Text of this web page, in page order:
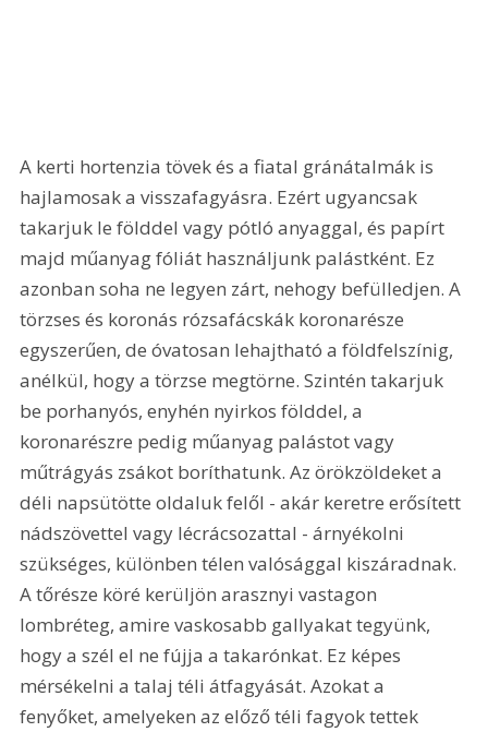
A kerti hortenzia tövek és a fiatal gránátalmák is
hajlamosak a visszafagyásra. Ezért ugyancsak
takarjuk le földdel vagy pótló anyaggal, és papírt
majd műanyag fóliát használjunk palástként. Ez
azonban soha ne legyen zárt, nehogy befülledjen. A
törzses és koronás rózsafácskák koronarésze
egyszerűen, de óvatosan lehajtható a földfelszínig,
anélkül, hogy a törzse megtörne. Szintén takarjuk
be porhanyós, enyhén nyirkos földdel, a
koronarészre pedig műanyag palástot vagy
műtrágyás zsákot boríthatunk. Az örökzöldeket a
déli napsütötte oldaluk felől - akár keretre erősített
nádszövettel vagy lécrácsozattal - árnyékolni
szükséges, különben télen valósággal kiszáradnak.
A tőrésze köré kerüljön arasznyi vastagon
lombréteg, amire vaskosabb gallyakat tegyünk,
hogy a szél el ne fújja a takarónkat. Ez képes
mérsékelni a talaj téli átfagyását. Azokat a
fenyőket, amelyeken az előző téli fagyok tettek